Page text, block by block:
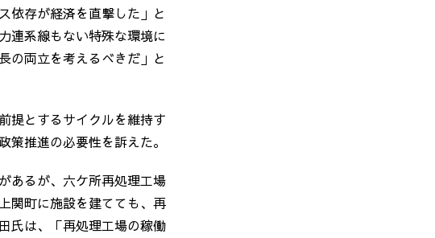
依存が経済を直撃した」と
連系線もない特殊な環境に
の両立を考えるべきだ」と
提とするサイクルを維持す
推進の必要性を訴えた。
あるが、六ケ所再処理工場
関町に施設を建てても、再
氏は、「再処理工場の稼働